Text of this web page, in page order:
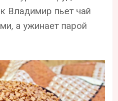
Владимир пьет чай
а ужинает парой